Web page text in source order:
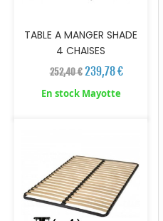
TABLE A MANGER SHADE
4 CHAISES
252,40 € 239,78 €
En stock Mayotte